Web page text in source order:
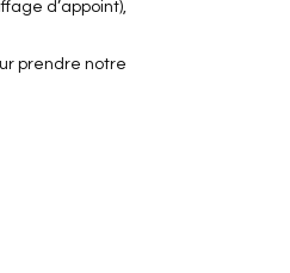
d’appoint),
prendre notre